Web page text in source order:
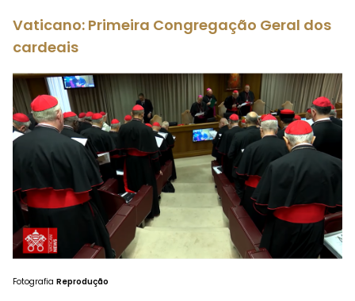
Vaticano: Primeira Congregação Geral dos
cardeais
Fotografia Reprodução